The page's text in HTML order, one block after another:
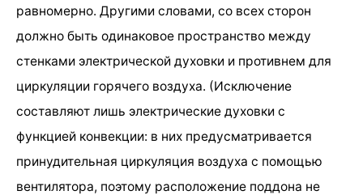
равномерно. Другими словами, со всех сторон
должно быть одинаковое пространство между
стенками электрической духовки и противнем для
циркуляции горячего воздуха. (Исключение
составляют лишь электрические духовки с
функцией конвекции: в них предусматривается
принудительная циркуляция воздуха с помощью
вентилятора, поэтому расположение поддона не